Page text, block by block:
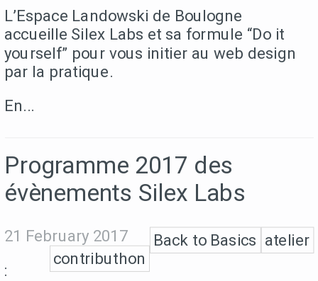
L’Espace Landowski de Boulogne
accueille Silex Labs et sa formule “Do it
yourself” pour vous initier au web design
par la pratique.
En...
Programme 2017 des
évènements Silex Labs
21 February 2017 atelier
Back to Basics
contributhon
: